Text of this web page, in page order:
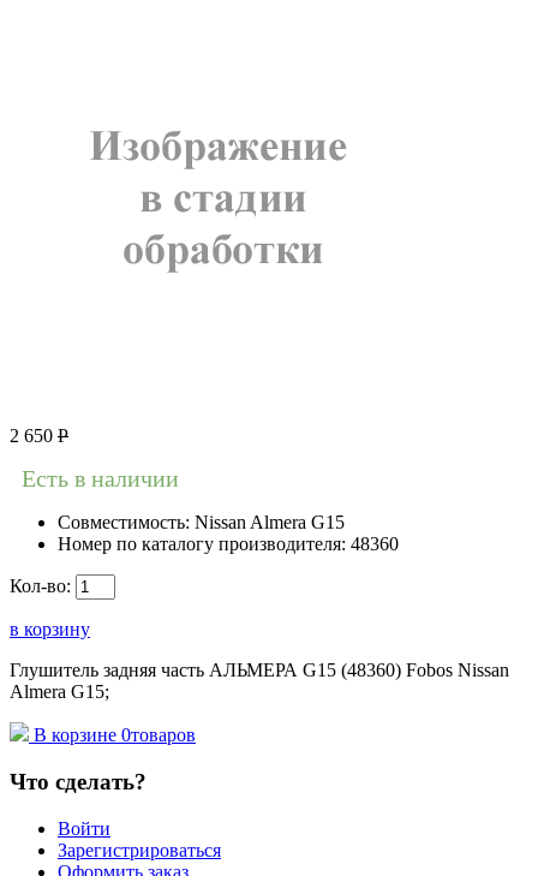
2 650 Р
Есть в наличии
Совместимость: Nissan Almera G15
Номер по каталогу производителя: 48360
Кол-во:
в корзину
Глушитель задняя часть АЛЬМЕРА G15 (48360) Fobos Nissan
Almera G15;
В корзине 0товаров
Что сделать?
Войти
Зарегистрироваться
Оформить заказ